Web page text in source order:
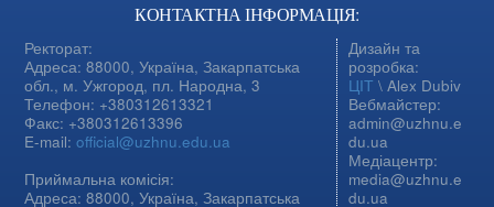
КОНТАКТНА ІНФОРМАЦІЯ:
Ректорат:
Адреса: 88000, Україна, Закарпатська
обл., м. Ужгород, пл. Народна, 3
Телефон: +380312613321
Факс: +380312613396
E-mail:official@uzhnu.edu.ua
Приймальна комісія:
Адреса: 88000, Україна, Закарпатська
Дизайн та
розробка:
ЦІТ \ Alex Dubiv
Вебмайстер:
admin@uzhnu.e
du.ua
Медіацентр:
media@uzhnu.e
du.ua